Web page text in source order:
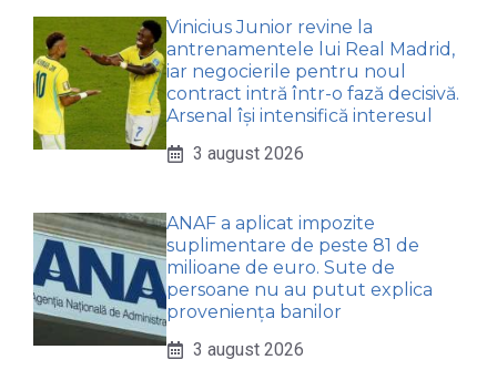
Vinicius Junior revine la
antrenamentele lui Real Madrid,
iar negocierile pentru noul
contract intră într-o fază decisivă.
Arsenal își intensifică interesul
3 august 2026
ANAF a aplicat impozite
suplimentare de peste 81 de
milioane de euro. Sute de
persoane nu au putut explica
proveniența banilor
3 august 2026